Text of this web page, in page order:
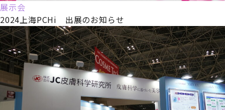
展示会
2024上海PCHi 出展のお知らせ